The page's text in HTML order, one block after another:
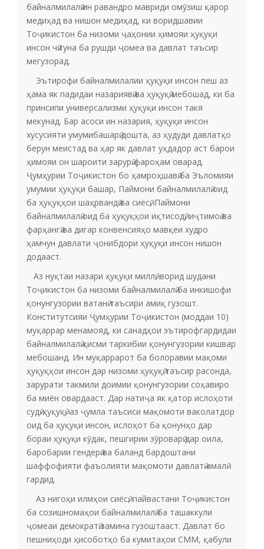
байналмилалӣ ин равандро мавриди омӯзиш қарор
медиҳад ва нишон медиҳад, ки воридшавии
Тоҷикистон ба низоми ҷаҳонии ҳимояи ҳуқуқи
инсон чӣ гуна ба рушди ҷомеа ва давлат таъсир
мегузорад.
Эътирофи байналмилалии ҳуқуқи инсон пеш аз
ҳама як падидаи назариявӣ ва ҳуқуқӣ мебошад, ки ба
принсипи универсализми ҳуқуқи инсон такя
мекунад. Бар асоси ин назария, ҳуқуқи инсон
хусусияти умумибашарӣ дошта, аз ҳудуди давлатҳо
берун меистад ва ҳар як давлат уҳдадор аст барои
ҳимояи он шароити зарурӣ фароҳам оварад.
Ҷумҳурии Тоҷикистон бо ҳамроҳшавӣ ба Эъломияи
умумии ҳуқуқи башар, Паймони байналмилалӣ оид
ба ҳуқуқҳои шаҳрвандӣ ва сиёсӣ, Паймони
байналмилалӣ оид ба ҳуқуқҳои иқтисодӣ, иҷтимоӣ ва
фарҳангӣ ва дигар конвенсияҳо мавқеи худро
ҳамчун давлати ҷонибдори ҳуқуқи инсон нишон
додааст.
Аз нуқтаи назари ҳуқуқи миллӣ, ворид шудани
Тоҷикистон ба низоми байналмилалӣ ба инкишофи
қонунгузории ватанӣ таъсири амиқ гузошт.
Конститутсияи Ҷумҳурии Тоҷикистон (моддаи 10)
муқаррар менамояд, ки санадҳои эътирофгардидаи
байналмилалӣ қисми таркибии қонунгузории кишвар
мебошанд. Ин муқаррарот ба болоравии мақоми
ҳуқуқҳои инсон дар низоми ҳуқуқӣ таъсир расонда,
зарурати такмили доимии қонунгузории соҳавиро
ба миён овардааст. Дар натиҷа як қатор ислоҳоти
судӣ-ҳуқуқӣ, аз ҷумла таъсиси мақомоти ваколатдор
оид ба ҳуқуқи инсон, ислоҳот ба қонунҳо дар
бораи ҳуқуқи кӯдак, пешгирии зӯроварӣ дар оила,
баробарии гендерӣ ва баланд бардоштани
шаффофияти фаъолияти мақомоти давлатӣ амалӣ
гардид.
Аз нигоҳи илмҳои сиёсӣ, пайвастани Тоҷикистон
ба созишномаҳои байналмилалӣ ба ташаккули
ҷомеаи демократӣ замина гузоштааст. Давлат бо
пешниҳоди ҳисоботҳо ба кумитаҳои СММ, қабули